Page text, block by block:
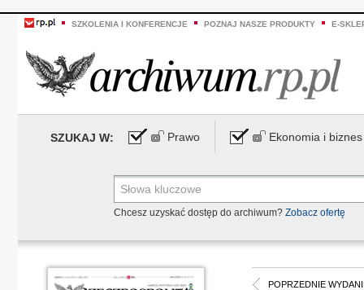
SZKOLENIA I KONFERENCJE POZNAJ NASZE PRODUKTY E-
SZUKAJ W: Prawo Ekonomia i biznes
Chcesz uzyskać dostęp do archiwum? Zobacz ofertę
POPRZEDNIE